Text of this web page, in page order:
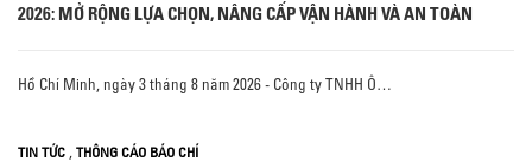
2026: MỞ RỘNG LỰA CHỌN, NÂNG CẤP VẬN HÀNH VÀ AN TOÀN
Hồ Chí Minh, ngày 3 tháng 8 năm 2026 - Công ty TNHH Ô…
TIN TỨC , THÔNG CÁO BÁO CHÍ